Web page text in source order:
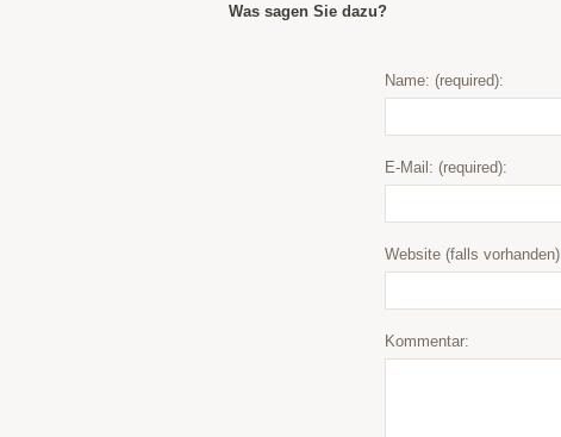
Was sagen Sie dazu?
Name: (required):
E-Mail: (required):
Website (falls vorhanden)
Kommentar: